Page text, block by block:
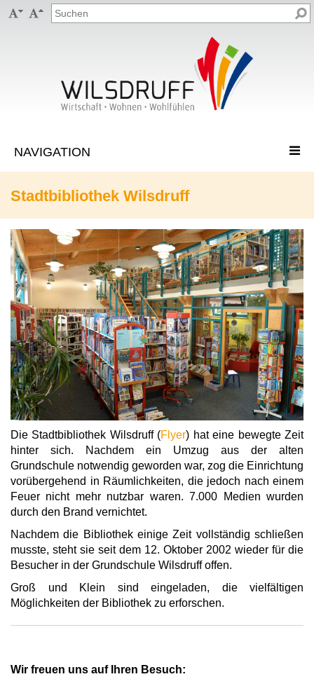
 
Stadtbibliothek Wilsdruff
Die Stadtbibliothek Wilsdruff (Flyer) hat eine bewegte Zeit
hinter sich. Nachdem ein Umzug aus der alten
Grundschule notwendig geworden war, zog die Einrichtung
vorübergehend in Räumlichkeiten, die jedoch nach einem
Feuer nicht mehr nutzbar waren. 7.000 Medien wurden
durch den Brand vernichtet.
Nachdem die Bibliothek einige Zeit vollständig schließen
musste, steht sie seit dem 12. Oktober 2002 wieder für die
Besucher in der Grundschule Wilsdruff offen.
Groß und Klein sind eingeladen, die vielfältigen
Möglichkeiten der Bibliothek zu erforschen.
Wir freuen uns auf Ihren Besuch: